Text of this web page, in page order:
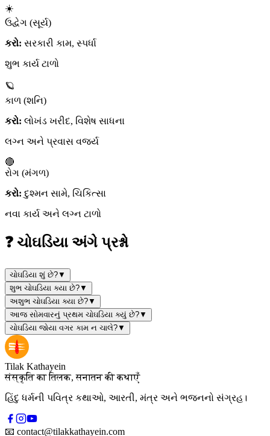
☀️
ઉદ્વેગ (સૂર્ય)
કરો: સરકારી કામ, સ્પર્ધા
શુભ કાર્ય ટાળો
🪐
કાળ (શનિ)
કરો: લોખંડ ખરીદ, વિશેષ સાધના
લગ્ન અને પ્રવાસ વર્જ્ય
🔴
રોગ (મંગળ)
કરો: દુશ્મન સામે, ચિકિત્સા
નવા કાર્ય અને લગ્ન ટાળો
❓ ચોઘડિયા અંગે પ્રશ્નો
ચોઘડિયા શું છે?▼
શુભ ચોઘડિયા ક્યા છે?▼
અશુભ ચોઘડિયા ક્યા છે?▼
આજ સોમવારનું પ્રથમ ચોઘડિયા ક્યું છે?▼
ચોઘડિયા જોયા વગર કામ ન ચાલે?▼
Tilak Kathayein
संस्कृति का तिलक, सनातन की कथाएँ
હિંદુ ધર્મની પવિત્ર કથાઓ, આરતી, મંત્ર અને ભજનનો સંગ્રહ।
📧 contact@tilakkathayein.com